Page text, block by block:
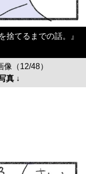
捨てるまでの話。』
（12/48）
真 ↓